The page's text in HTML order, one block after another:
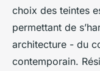
choix des teintes
permettant de
architecture - du
contemporain.